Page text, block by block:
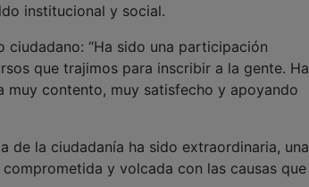
contento, muy satisfecho y apoyando
de la ciudadanía ha sido extraordinaria, una
y volcada con las causas que
, remarcó que la lucha contra el cáncer debe
sobre hábitos de vida saludables.